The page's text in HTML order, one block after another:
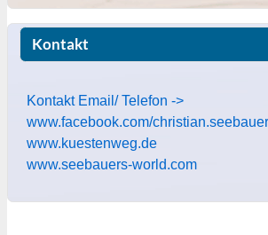
Kontakt
Kontakt Email/ Telefon ->
www.facebook.com/
www.kuestenweg.de
www.seebauers-world.com